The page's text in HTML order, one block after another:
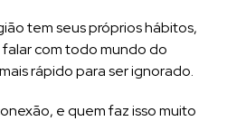
tem seus próprios hábitos,
com todo mundo do
rápido para ser ignorado.
e quem faz isso muito